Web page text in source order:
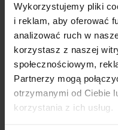
Wykorzystujemy pliki
i reklam, aby oferować
analizować ruch w
korzystasz z naszej
społecznościowym,
Partnerzy mogą
otrzymanymi od Ciebie
korzystania z ich usług.
ZAMÓW